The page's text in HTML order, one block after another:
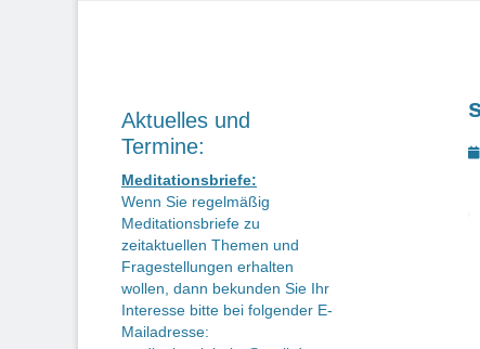
Aktuelles und
Termine:
Meditationsbriefe:
Wenn Sie regelmäßig
Meditationsbriefe zu
zeitaktuellen Themen und
Fragestellungen erhalten
wollen, dann bekunden Sie Ihr
Interesse bitte bei folgender E-
Mailadresse: